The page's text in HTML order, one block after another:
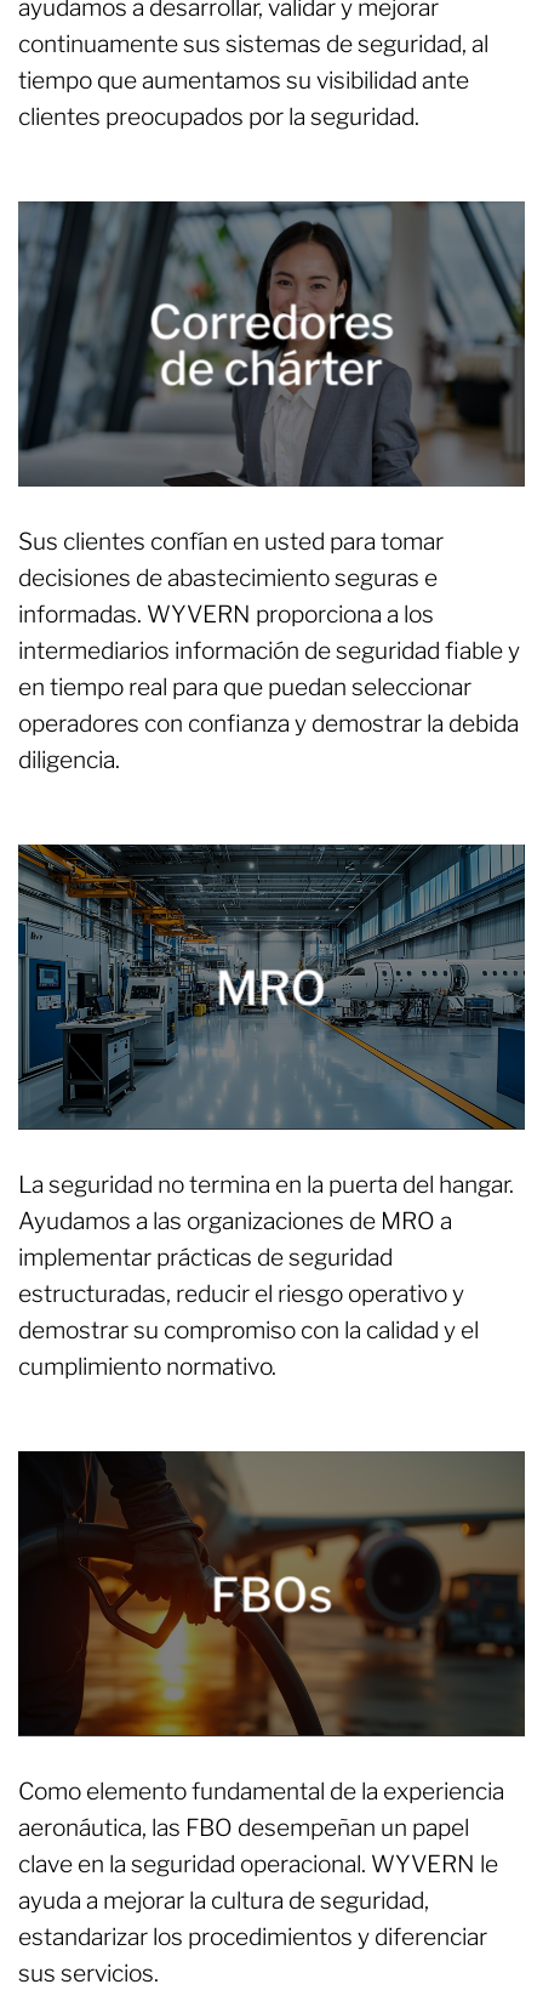
ayudamos a desarrollar, validar y mejorar
continuamente sus sistemas de seguridad, al
tiempo que aumentamos su visibilidad ante
clientes preocupados por la seguridad.
Corredores
de chárter
Sus clientes confían en usted para tomar
decisiones de abastecimiento seguras e
informadas. WYVERN proporciona a los
intermediarios información de seguridad fiable y
en tiempo real para que puedan seleccionar
operadores con confianza y demostrar la debida
diligencia.
MRO
La seguridad no termina en la puerta del hangar.
Ayudamos a las organizaciones de MRO a
implementar prácticas de seguridad
estructuradas, reducir el riesgo operativo y
demostrar su compromiso con la calidad y el
cumplimiento normativo.
FBOs
Como elemento fundamental de la experiencia
aeronáutica, las FBO desempeñan un papel
clave en la seguridad operacional. WYVERN le
ayuda a mejorar la cultura de seguridad,
estandarizar los procedimientos y diferenciar
sus servicios.